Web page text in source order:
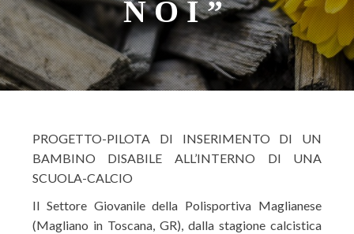
NOI”
PROGETTO-PILOTA DI INSERIMENTO DI UN
BAMBINO DISABILE ALL’INTERNO DI UNA
SCUOLA-CALCIO
Il Settore Giovanile della Polisportiva Maglianese
(Magliano in Toscana, GR), dalla stagione calcistica